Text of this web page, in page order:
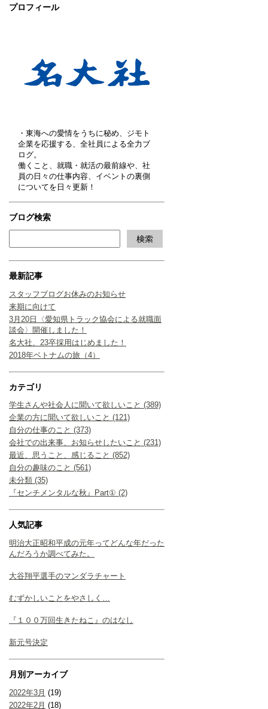
プロフィール
・東海への愛情をうちに秘め、ジモト
企業を応援する、全社員による全力ブ
ログ。
働くこと、就職・就活の最前線や、社
員の日々の仕事内容、イベントの裏側
についてを日々更新！
ブログ検索
最新記事
スタッフブログお休みのお知らせ
来期に向けて
3月20日〈愛知県トラック協会による就職面
談会〉開催しました！
名大社、23卒採用はじめました！
2018年ベトナムの旅（4）
カテゴリ
学生さんや社会人に聞いて欲しいこと (389)
企業の方に聞いて欲しいこと (121)
自分の仕事のこと (373)
会社での出来事、お知らせしたいこと (231)
最近、思うこと、感じること (852)
自分の趣味のこと (561)
未分類 (35)
『センチメンタルな秋』Part① (2)
人気記事
明治大正昭和平成の元年ってどんな年だった
んだろうか調べてみた。
大谷翔平選手のマンダラチャート
むずかしいことをやさしく…
『１００万回生きたねこ』のはなし
新元号決定
月別アーカイブ
2022年3月 (19)
2022年2月 (18)